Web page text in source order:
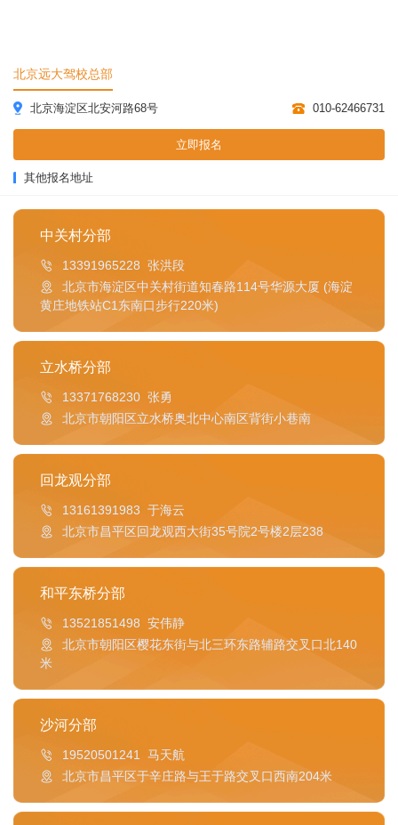
北京远大驾校总部
010-62466731
北京海淀区北安河路68号
立即报名
其他报名地址
中关村分部
13391965228 张洪段
北京市海淀区中关村街道知春路114号华源大厦 (海淀
黄庄地铁站C1东南口步行220米)
立水桥分部
13371768230 张勇
北京市朝阳区立水桥奥北中心南区背街小巷南
回龙观分部
13161391983 于海云
北京市昌平区回龙观西大街35号院2号楼2层238
和平东桥分部
13521851498 安伟静
北京市朝阳区樱花东街与北三环东路辅路交叉口北140
米
沙河分部
19520501241 马天航
北京市昌平区于辛庄路与王于路交叉口西南204米